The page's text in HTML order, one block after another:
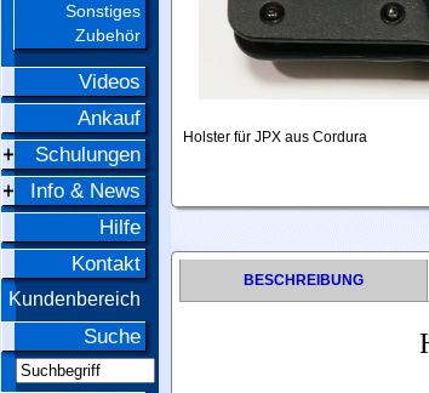
Sonstiges
Zubehör
Videos
Ankauf
Schulungen
Info & News
Hilfe
Kontakt
Kundenbereich
Suche
Holster für JPX aus Cordura
BESCHREIBUNG